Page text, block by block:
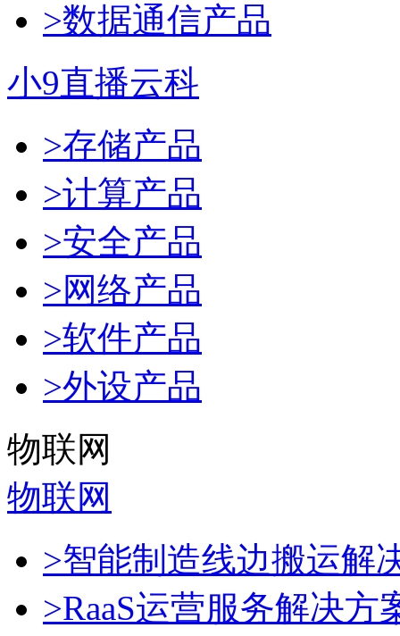
>数据通信产品
小9直播云科
>存储产品
>计算产品
>安全产品
>网络产品
>软件产品
>外设产品
物联网
物联网
>智能制造线边搬运解
>RaaS运营服务解决方